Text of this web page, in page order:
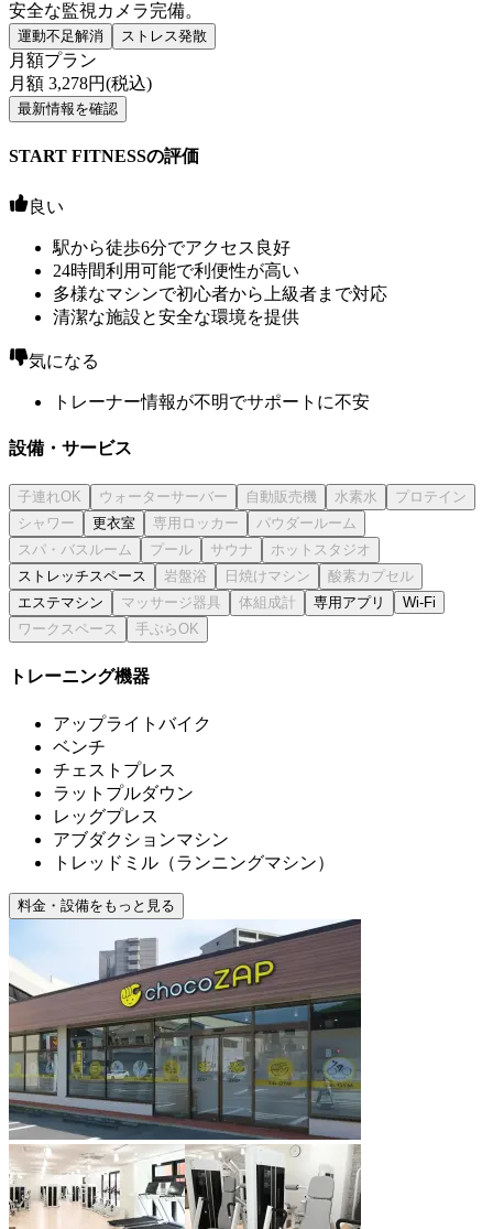
安全な監視カメラ完備。
運動不足解消 ストレス発散
月額プラン
月額 3,278円(税込)
最新情報を確認
START FITNESSの評価
良い
駅から徒歩6分でアクセス良好
24時間利用可能で利便性が高い
多様なマシンで初心者から上級者まで対応
清潔な施設と安全な環境を提供
気になる
トレーナー情報が不明でサポートに不安
設備・サービス
更衣室
ストレッチスペース
エステマシン
専用アプリ Wi-Fi
トレーニング機器
アップライトバイク
ベンチ
チェストプレス
ラットプルダウン
レッグプレス
アブダクションマシン
トレッドミル（ランニングマシン）
料金・設備をもっと見る